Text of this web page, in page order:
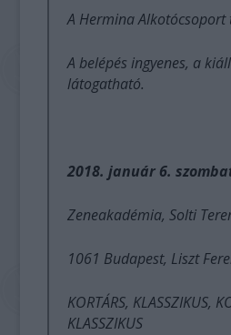
A Hermina
A belépés ingyenes, a
látogatható.
2018. január 6.
Zeneakadémia, Solti
1061 Budapest, Liszt
KORTÁRS, KLASSZIKUS,
KLASSZIKUS